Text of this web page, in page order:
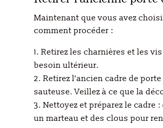
Maintenant que vous avez
comment procéder :
Retirez les charnières et les
besoin ultérieur.
Retirez l’ancien cadre de
sauteuse. Veillez à ce que la
Nettoyez et préparez le cadre
un marteau et des clous pour